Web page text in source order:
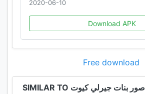
2020-06-10
Download APK
Free download
SIMILAR TO صور بنات جيرلي كيوت